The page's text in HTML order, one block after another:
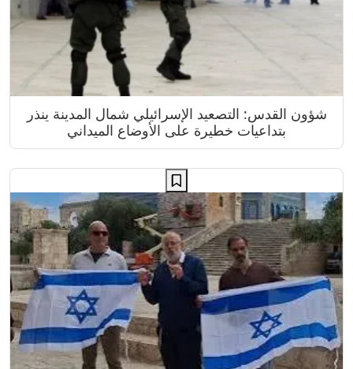
شؤون القدس: التصعيد الإسرائيلي شمال المدينة ينذر
بتداعيات خطيرة على الأوضاع الميداني